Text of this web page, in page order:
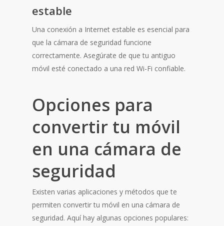
estable
Una conexión a Internet estable es esencial para
que la cámara de seguridad funcione
correctamente. Asegúrate de que tu antiguo
móvil esté conectado a una red Wi-Fi confiable.
Opciones para
convertir tu móvil
en una cámara de
seguridad
Existen varias aplicaciones y métodos que te
permiten convertir tu móvil en una cámara de
seguridad. Aquí hay algunas opciones populares: